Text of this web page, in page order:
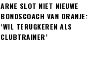
ARNE SLOT NIET NIEUWE
BONDSCOACH VAN ORANJE:
‘WIL TERUGKEREN ALS
CLUBTRAINER’